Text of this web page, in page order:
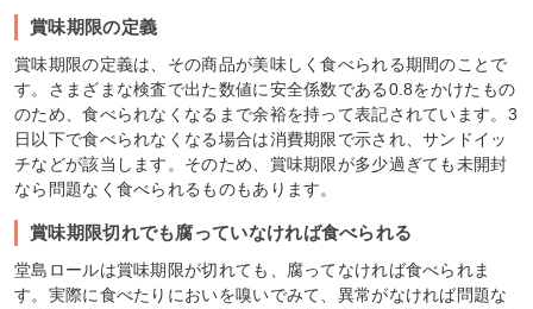
賞味期限の定義
賞味期限の定義は、その商品が美味しく食べられる期間のことで
す。さまざまな検査で出た数値に安全係数である0.8をかけたもの
のため、食べられなくなるまで余裕を持って表記されています。3
日以下で食べられなくなる場合は消費期限で示され、サンドイッ
チなどが該当します。そのため、賞味期限が多少過ぎても未開封
なら問題なく食べられるものもあります。
賞味期限切れでも腐っていなければ食べられる
堂島ロールは賞味期限が切れても、腐ってなければ食べられま
す。実際に食べたりにおいを嗅いでみて、異常がなければ問題な